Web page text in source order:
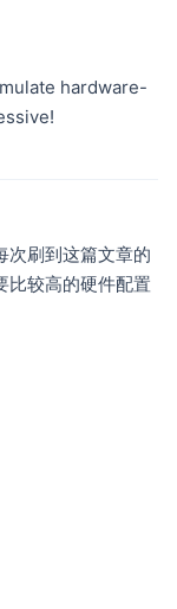
hardware-
次刷到这篇文章的
比较高的硬件配置